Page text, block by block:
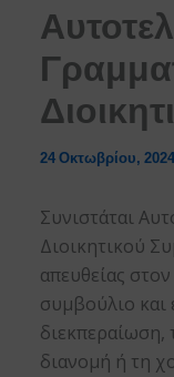
24 Οκτωβρίου, 2024
Συνιστάται
Διοικητικού
απευθείας
συμβούλιο και
διεκπεραίωση,
διανομή ή τη